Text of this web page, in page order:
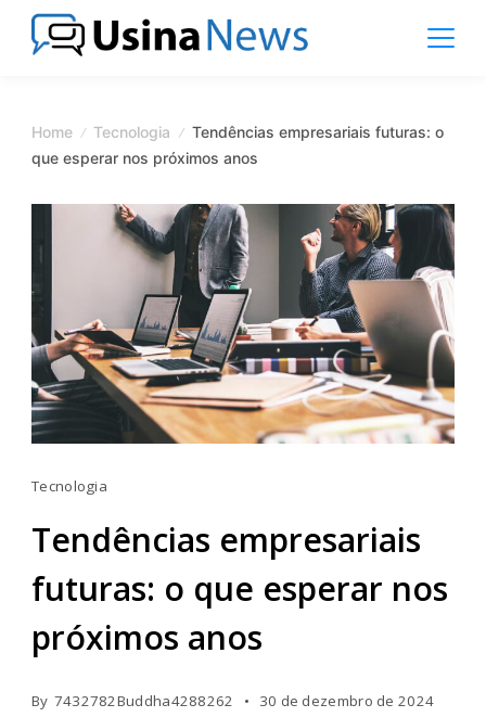
Skip
Magazine
Home Tecnologia
Tendências empresariais futuras: o
que esperar nos próximos anos
Tecnologia
Tendências empresariais
futuras: o que esperar nos
próximos anos
By 7432782Buddha4288262 30 de dezembro de 2024